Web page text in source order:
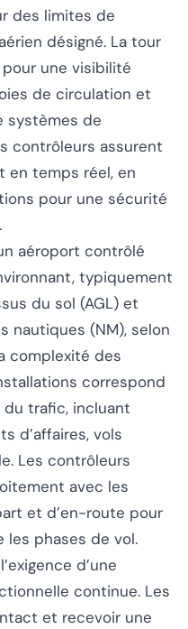
des limites de
désigné. La tour
une visibilité
de circulation et
systèmes de
contrôleurs assurent
en temps réel, en
pour une sécurité
aéroport contrôlé
typiquement
du sol (AGL) et
nautiques (NM), selon
complexité des
correspond
trafic, incluant
d’affaires, vols
Les contrôleurs
avec les
et d’en-route pour
phases de vol.
d’une
continue. Les
et recevoir une